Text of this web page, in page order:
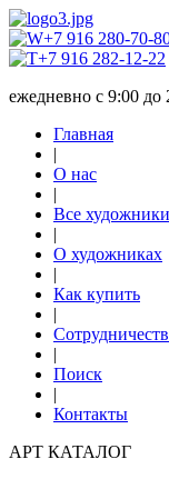
+7 916 280-70-
+7 916 282-12-22
ежедневно с 9:00 до
Главная
|
О нас
|
Все
|
О художниках
|
Как купить
|
|
Поиск
|
Контакты
АРТ КАТАЛОГ